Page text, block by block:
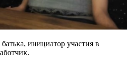
инициатор участия в